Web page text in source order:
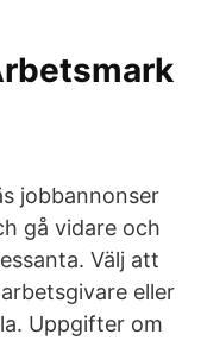
jobbannonser
gå vidare och
Välj att
eller
Uppgifter om